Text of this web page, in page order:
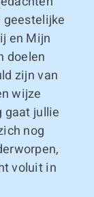
en Mijn
doelen
zijn van
wijze
gaat jullie
nog
voluit in